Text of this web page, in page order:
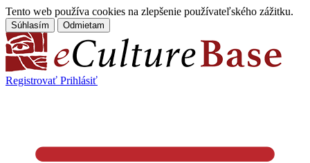
Tento web používa cookies na zlepšenie používateľského zážitku.
Súhlasím Odmietam
Registrovať Prihlásiť